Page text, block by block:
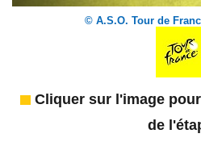
© A.S.O. Tour de
Cliquer sur l'image
de